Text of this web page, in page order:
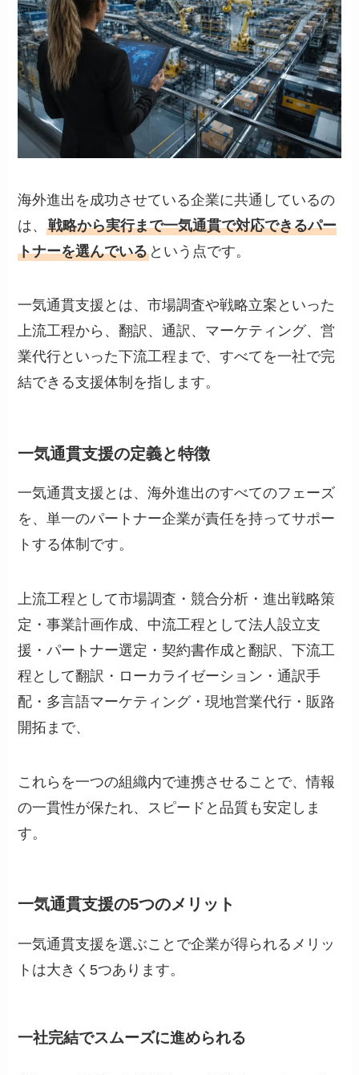
海外進出を成功させている企業に共通しているの
は、戦略から実行まで一気通貫で対応できるパー
トナーを選んでいる という点です。
一気通貫支援とは、市場調査や戦略立案といった
上流工程から、翻訳、通訳、マーケティング、営
業代行といった下流工程まで、すべてを一社で完
結できる支援体制を指します。
一気通貫支援の定義と特徴
一気通貫支援とは、海外進出のすべてのフェーズ
を、単一のパートナー企業が責任を持ってサポー
トする体制です。
上流工程として市場調査・競合分析・進出戦略策
定・事業計画作成、中流工程として法人設立支
援・パートナー選定・契約書作成と翻訳、下流工
程として翻訳・ローカライゼーション・通訳手
配・多言語マーケティング・現地営業代行・販路
開拓まで、
これらを一つの組織内で連携させることで、情報
の一貫性が保たれ、スピードと品質も安定しま
す。
一気通貫支援の5つのメリット
一気通貫支援を選ぶことで企業が得られるメリッ
トは大きく5つあります。
一社完結でスムーズに進められる